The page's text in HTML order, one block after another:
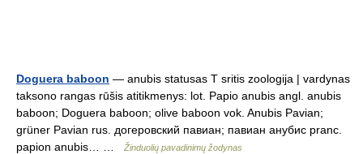
Doguera baboon — anubis statusas T sritis zoologija | vardynas
taksono rangas rūšis atitikmenys: lot. Papio anubis angl. anubis
baboon; Doguera baboon; olive baboon vok. Anubis Pavian;
grüner Pavian rus. догеровский павиан; павиан анубис pranc.
papion anubis… …
Žinduolių pavadinimų žodynas